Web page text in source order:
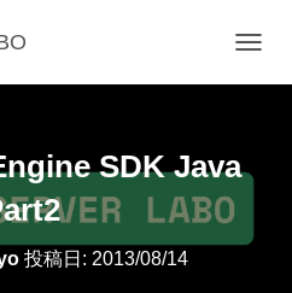
ビ
ョ
切
SDK Java
投稿日: 2013/08/14